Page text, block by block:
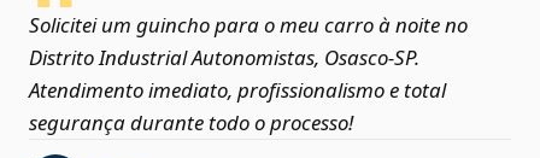
Solicitei um guincho para o meu carro à noite no
Distrito Industrial Autonomistas, Osasco‑SP.
Atendimento imediato, profissionalismo e total
segurança durante todo o processo!